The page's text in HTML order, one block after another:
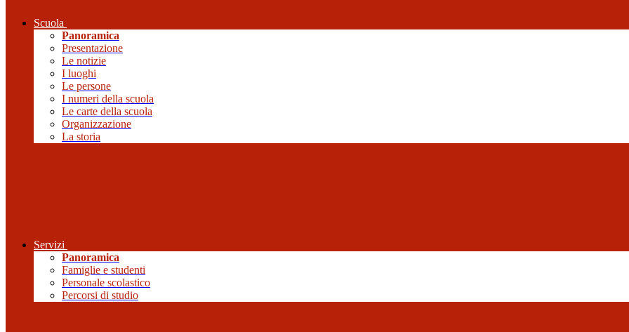
Scuola
Panoramica
Presentazione
Le notizie
I luoghi
Le persone
I numeri della scuola
Le carte della scuola
Organizzazione
La storia
Servizi
Panoramica
Famiglie e studenti
Personale scolastico
Percorsi di studio